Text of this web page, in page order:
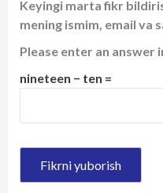
Keyingi marta fikr
mening ismim, email va
Please enter an answer
nineteen − ten =